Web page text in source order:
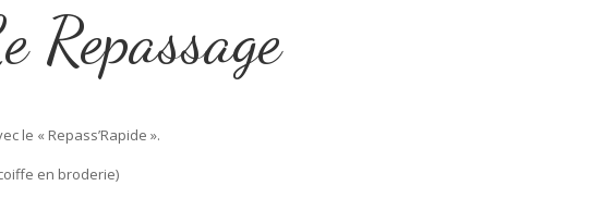
le « Repass’Rapide ».
en broderie)